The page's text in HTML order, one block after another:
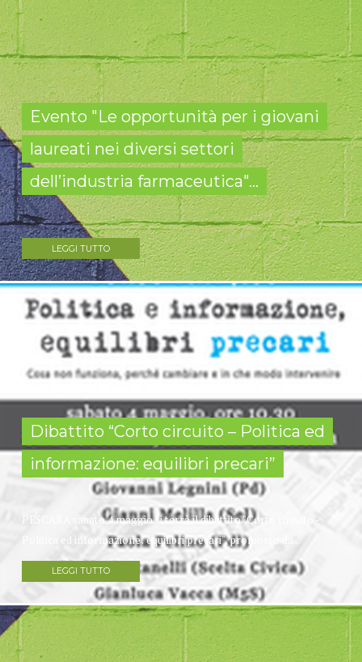
Evento "Le opportunità per i giovani
laureati nei diversi settori
dell’industria farmaceutica"...
LEGGI TUTTO
Dibattito “Corto circuito – Politica ed
informazione: equilibri precari”
PESCARA sabato 4 maggio si terrà il dibattito "Corto circuito -
Politica ed informazione: equilibri precari", promosso da...
LEGGI TUTTO